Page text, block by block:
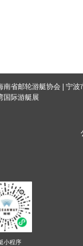
南省邮轮游艇协会
宁波
国际游艇展
小程序